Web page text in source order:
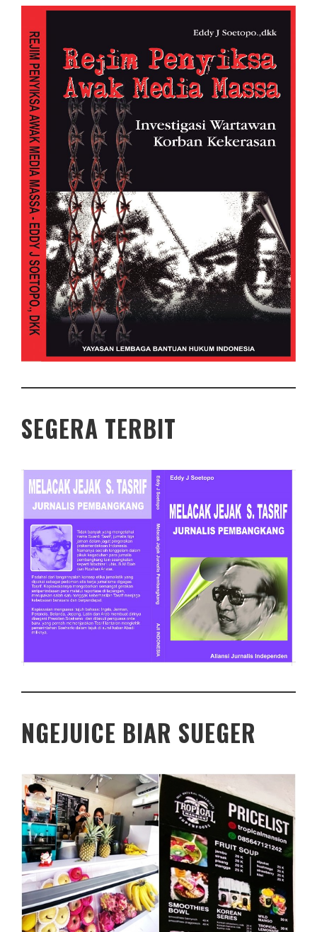
SEGERA TERBIT
NGEJUICE BIAR SUEGER